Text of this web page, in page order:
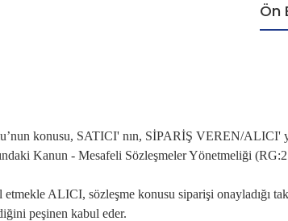
Ön
konusu, SATICI' nın, SİPARİŞ VEREN/ALICI'
Kanun - Mesafeli Sözleşmeler Yönetmeliği
ALICI, sözleşme konusu siparişi onayladığı
peşinen kabul eder.